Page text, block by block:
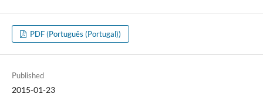
PDF (Português (Portugal))
Published
2015-01-23